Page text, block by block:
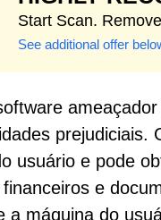
Start Scan.
See additional offer
prejudiciais.
usuário e pode
e
a máquina do